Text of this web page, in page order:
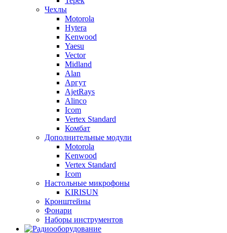
Чехлы
Motorola
Hytera
Kenwood
Yaesu
Vector
Midland
Alan
Аргут
AjetRays
Alinco
Icom
Vertex Standard
Комбат
Дополнительные модули
Motorola
Kenwood
Vertex Standard
Icom
Настольные микрофоны
KIRISUN
Кронштейны
Фонари
Наборы инструментов